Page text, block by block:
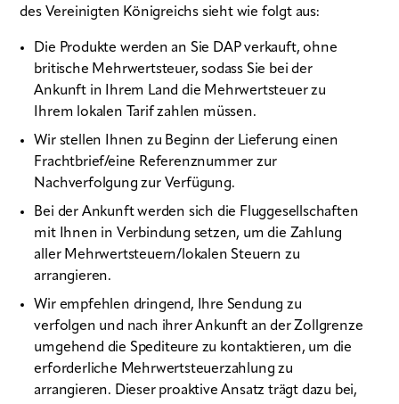
des Vereinigten Königreichs sieht wie folgt aus:
Die Produkte werden an Sie DAP verkauft, ohne
britische Mehrwertsteuer, sodass Sie bei der
Ankunft in Ihrem Land die Mehrwertsteuer zu
Ihrem lokalen Tarif zahlen müssen.
Wir stellen Ihnen zu Beginn der Lieferung einen
Frachtbrief/eine Referenznummer zur
Nachverfolgung zur Verfügung.
Bei der Ankunft werden sich die Fluggesellschaften
mit Ihnen in Verbindung setzen, um die Zahlung
aller Mehrwertsteuern/lokalen Steuern zu
arrangieren.
Wir empfehlen dringend, Ihre Sendung zu
verfolgen und nach ihrer Ankunft an der Zollgrenze
umgehend die Spediteure zu kontaktieren, um die
erforderliche Mehrwertsteuerzahlung zu
arrangieren. Dieser proaktive Ansatz trägt dazu bei,